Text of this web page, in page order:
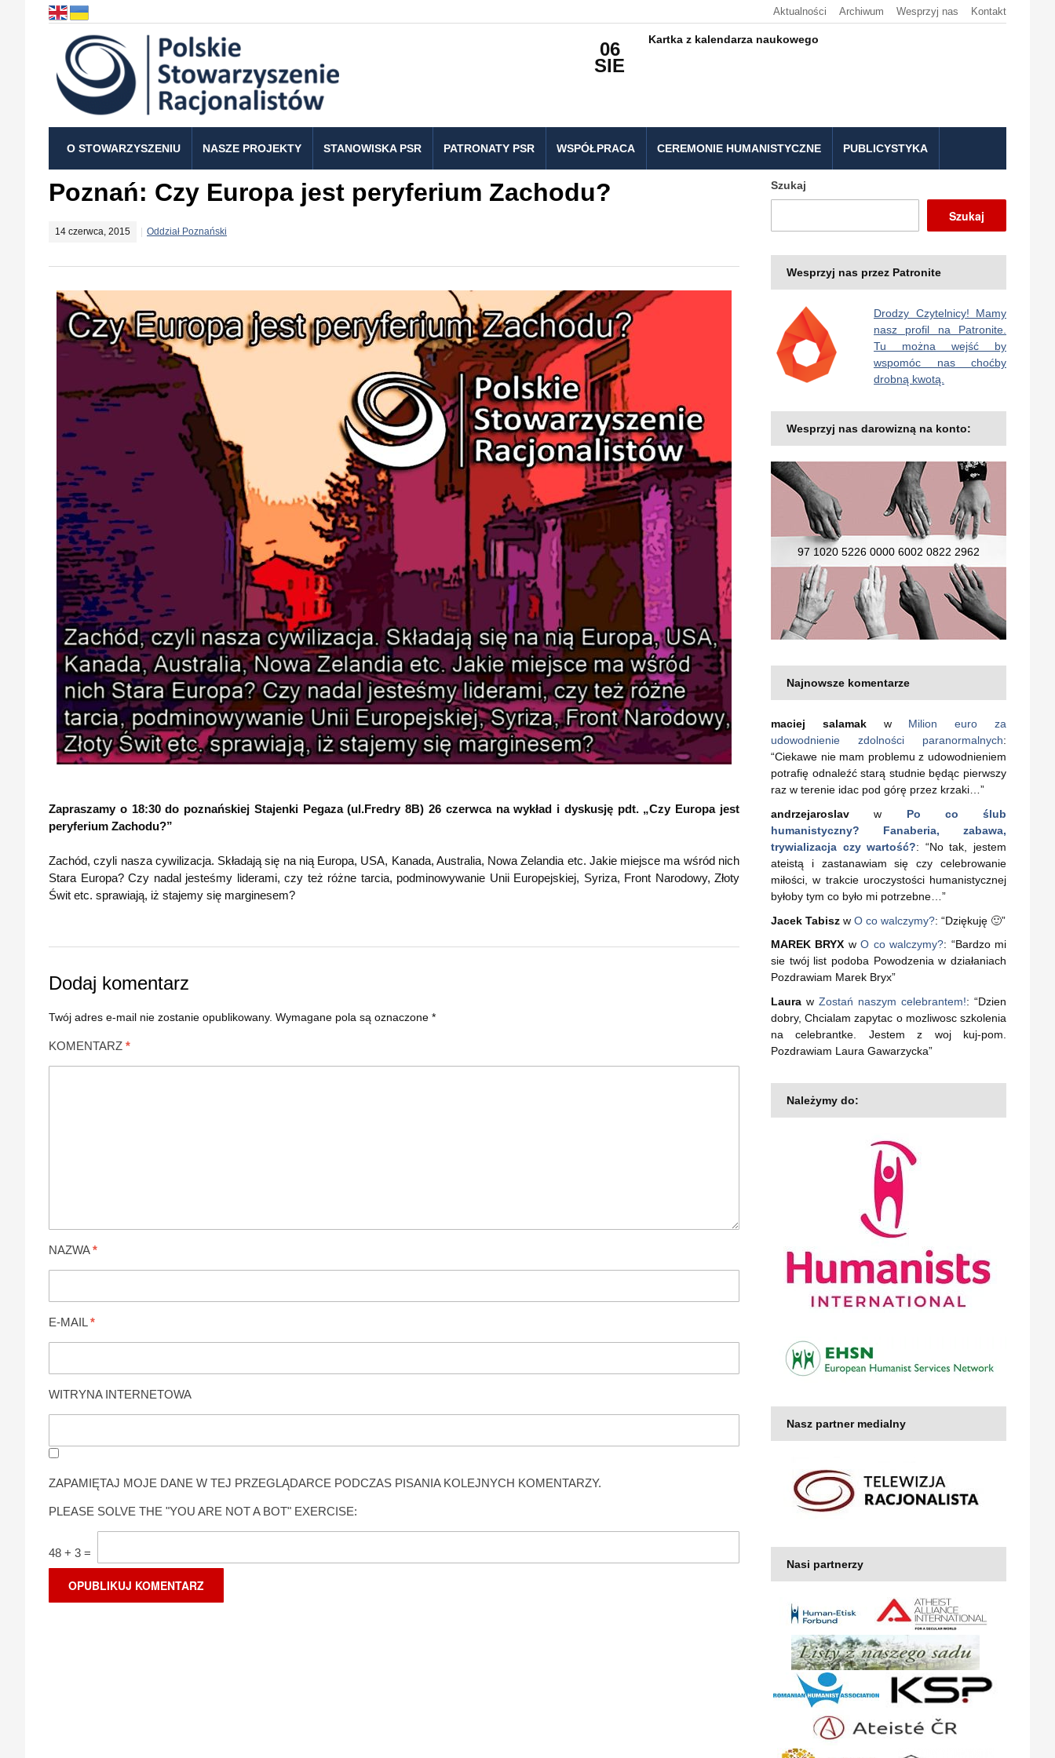
Aktualności Archiwum Wesprzyj nas Kontakt
06
SIE
Kartka z kalendarza naukowego
O STOWARZYSZENIU NASZE PROJEKTY STANOWISKA PSR PATRONATY PSR WSPÓŁPRACA CEREMONIE HUMANISTYCZNE PUBLICYSTYKA
Poznań: Czy Europa jest peryferium Zachodu?
14 czerwca, 2015 Oddział Poznański
Zapraszamy o 18:30 do poznańskiej Stajenki Pegaza (ul.Fredry 8B) 26 czerwca na wykład i dyskusję pdt. „Czy Europa jest
peryferium Zachodu?”
Zachód, czyli nasza cywilizacja. Składają się na nią Europa, USA, Kanada, Australia, Nowa Zelandia etc. Jakie miejsce ma wśród nich
Stara Europa? Czy nadal jesteśmy liderami, czy też różne tarcia, podminowywanie Unii Europejskiej, Syriza, Front Narodowy, Złoty
Świt etc. sprawiają, iż stajemy się marginesem?
Dodaj komentarz
Twój adres e-mail nie zostanie opublikowany. Wymagane pola są oznaczone *
KOMENTARZ *
NAZWA*
E-MAIL *
WITRYNA INTERNETOWA
ZAPAMIĘTAJ MOJE DANE W TEJ PRZEGLĄDARCE PODCZAS PISANIA KOLEJNYCH KOMENTARZY.
PLEASE SOLVE THE "YOU ARE NOT A BOT" EXERCISE:
48 + 3 =
Szukaj
Szukaj
Wesprzyj nas przez Patronite
Drodzy Czytelnicy! Mamy
nasz profil na Patronite.
Tu można wejść by
wspomóc nas choćby
drobną kwotą.
Wesprzyj nas darowizną na konto:
97 1020 5226 0000 6002 0822 2962
Najnowsze komentarze
maciej salamakw Milion euro za
udowodnienie zdolności paranormalnych:
“Ciekawe nie mam problemu z udowodnieniem
potrafię odnaleźć starą studnie będąc pierwszy
raz w terenie idac pod górę przez krzaki… ”
andrzejaroslav w Po co ślub
humanistyczny? Fanaberia, zabawa,
trywializacja czy wartość?: “No tak, jestem
ateistą i zastanawiam się czy celebrowanie
miłości, w trakcie uroczystości humanistycznej
byłoby tym co było mi potrzebne… ”
Jacek Tabisz w O co walczymy?: “Dziękuję 🙂”
MAREK BRYX wO co walczymy?: “Bardzo mi
sie twój list podoba Powodzenia w działaniach
Pozdrawiam Marek Bryx”
Laura w Zostań naszym celebrantem!: “Dzien
dobry, Chcialam zapytac o mozliwosc szkolenia
na celebrantke. Jestem z woj kuj-pom.
Pozdrawiam Laura Gawarzycka”
Należymy do:
Nasz partner medialny
Nasi partnerzy